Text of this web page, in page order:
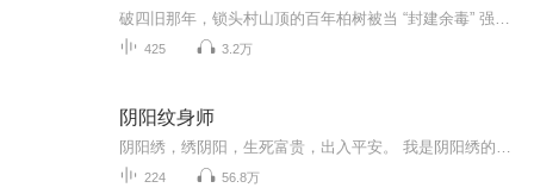
425 3.2万
阴阳纹身师
224 56.8万